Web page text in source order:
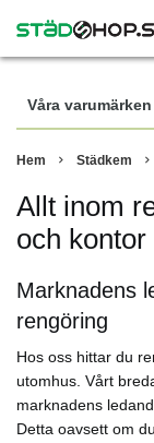
Våra varumärken
Hem Städkem
Allt inom
och kontor
Marknadens
rengöring
Hos oss hittar du
utomhus. Vårt
marknadens
Detta oavsett om